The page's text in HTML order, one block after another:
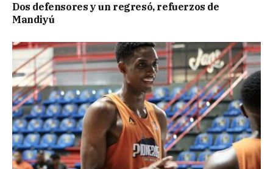
Dos defensores y un regresó, refuerzos de
Mandiyú